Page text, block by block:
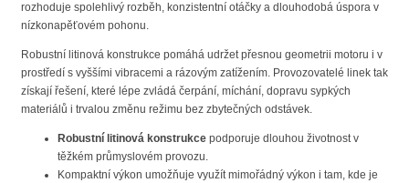
rozhoduje spolehlivý rozběh, konzistentní otáčky a dlouhodobá úspora v
nízkonapěťovém pohonu.
Robustní litinová konstrukce pomáhá udržet přesnou geometrii motoru i v
prostředí s vyššími vibracemi a rázovým zatížením. Provozovatelé linek tak
získají řešení, které lépe zvládá čerpání, míchání, dopravu sypkých
materiálů i trvalou změnu režimu bez zbytečných odstávek.
Robustní litinová konstrukce podporuje dlouhou životnost v
těžkém průmyslovém provozu.
Kompaktní výkon umožňuje využít mimořádný výkon i tam, kde je